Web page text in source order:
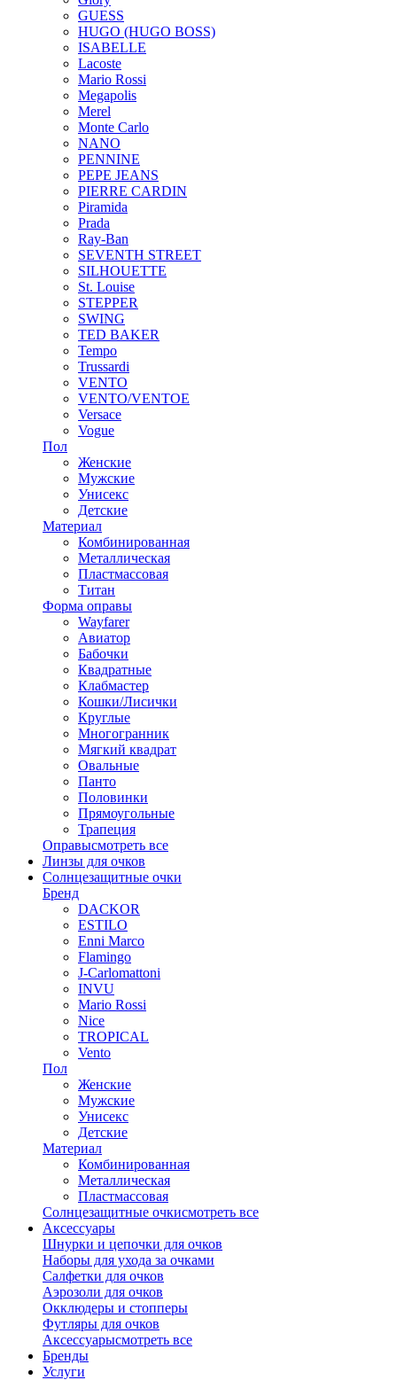
GUESS
HUGO (HUGO BOSS)
ISABELLE
Lacoste
Mario Rossi
Megapolis
Merel
Monte Carlo
NANO
PENNINE
PEPE JEANS
PIERRE CARDIN
Piramida
Prada
Ray-Ban
SEVENTH STREET
SILHOUETTE
St. Louise
STEPPER
SWING
TED BAKER
Tempo
Trussardi
VENTO
VENTO/VENTOE
Versace
Vogue
Пол
Женские
Мужские
Унисекс
Детские
Материал
Комбинированная
Металлическая
Пластмассовая
Титан
Форма оправы
Wayfarer
Авиатор
Бабочки
Квадратные
Клабмастер
Кошки/Лисички
Круглые
Многогранник
Мягкий квадрат
Овальные
Панто
Половинки
Прямоугольные
Трапеция
Оправысмотреть все
Линзы для очков
Солнцезащитные очки
Бренд
DACKOR
ESTILO
Enni Marco
Flamingo
J-Carlomattoni
INVU
Mario Rossi
Nice
TROPICAL
Vento
Пол
Женские
Мужские
Унисекс
Детские
Материал
Комбинированная
Металлическая
Пластмассовая
Солнцезащитные очкисмотреть все
Аксессуары
Шнурки и цепочки для очков
Наборы для ухода за очками
Салфетки для очков
Аэрозоли для очков
Окклюдеры и стопперы
Футляры для очков
Аксессуарысмотреть все
Бренды
Услуги